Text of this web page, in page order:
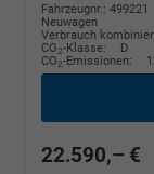
Fahrzeugnr.: 499221
Neuwagen
Verbrauch
CO2-Klasse:
D
CO2-Emissionen:
22.590,– €